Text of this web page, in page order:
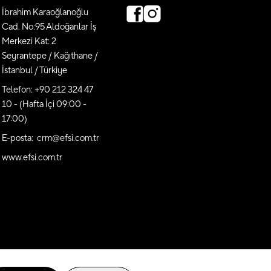
İbrahim Karaoğlanoğlu
Cad. No:95 Aldoğanlar İş
Merkezi Kat: 2
Seyrantepe / Kağıthane /
İstanbul / Türkiye
Telefon: +90 212 324 47
10 - (Hafta İçi 09:00 -
17:00)
E-posta: crm@efsi.com.tr
www.efsi.com.tr